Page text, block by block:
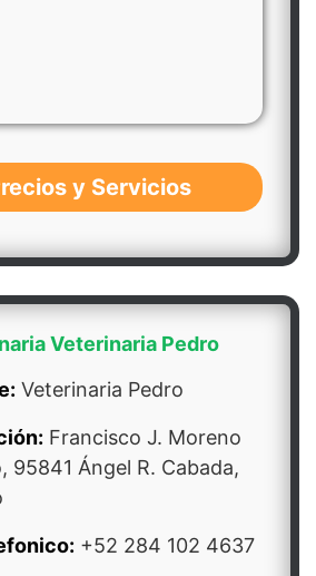
y Servicios
Veterinaria Pedro
Veterinaria Pedro
Francisco J. Moreno
95841 Ángel R. Cabada,
+52 284 102 4637